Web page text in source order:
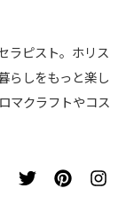
ラピスト。ホリス
らしをもっと楽し
マクラフトやコス